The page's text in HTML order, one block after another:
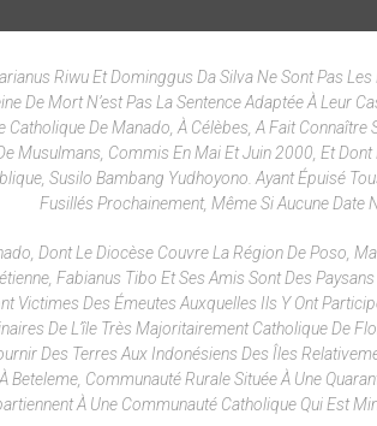
Riwu Et Dominggus Da Silva Ne Sont Pas
De Mort N’est Pas La Sentence Adaptée À Leur
Catholique De Manado, À Célèbes, A Fait
Musulmans, Commis En Mai Et Juin 2000, Et
Susilo Bambang Yudhoyono. Ayant Épuisé
Fusillés Prochainement, Même Si Aucune Date
Dont Le Diocèse Couvre La Région De Poso,
Fabianus Tibo Et Ses Amis Sont Des
Victimes Des Émeutes Auxquelles Ils Y Ont
De L’île Très Majoritairement Catholique De
Des Terres Aux Indonésiens Des Îles
Beteleme, Communauté Rurale Située À Une
À Une Communauté Catholique Qui Est